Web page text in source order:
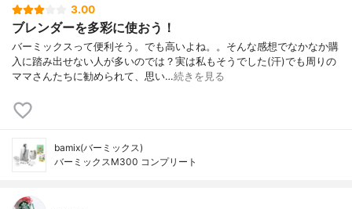
3.00
ブレンダーを多彩に使おう！
バーミックスって便利そう。でも高いよね。。そんな感想でなかなか購
入に踏み出せない人が多いのでは？実は私もそうでした(汗)でも周りの
ママさんたちに勧められて、思い…続きを見る
bamix(バーミックス)
バーミックスM300 コンプリート